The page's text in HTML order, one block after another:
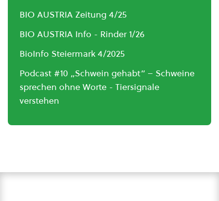
BIO AUSTRIA Zeitung 4/25
BIO AUSTRIA Info - Rinder 1/26
BioInfo Steiermark 4/2025
Podcast #10 „Schwein gehabt“ – Schweine
sprechen ohne Worte - Tiersignale
verstehen